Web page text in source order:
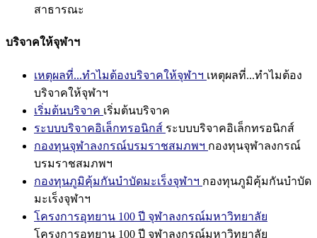
สาธารณะ
บริจาคให้จุฬาฯ
เหตุผลที่...ทำไมต้องบริจาคให้จุฬาฯ เหตุผลที่...ทำไมต้อง
บริจาคให้จุฬาฯ
เริ่มต้นบริจาค เริ่มต้นบริจาค
ระบบบริจาคอิเล็กทรอนิกส์ ระบบบริจาคอิเล็กทรอนิกส์
กองทุนจุฬาลงกรณ์บรมราชสมภพฯ กองทุนจุฬาลงกรณ์
บรมราชสมภพฯ
กองทุนภูมิคุ้มกันบำบัดมะเร็งจุฬาฯ กองทุนภูมิคุ้มกันบำบัด
มะเร็งจุฬาฯ
โครงการอุทยาน 100 ปี จุฬาลงกรณ์มหาวิทยาลัย
โครงการอุทยาน 100 ปี จุฬาลงกรณ์มหาวิทยาลัย